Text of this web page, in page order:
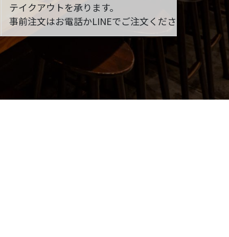
テイクアウトを承ります。
事前注文はお電話かLINEでご注文ください。